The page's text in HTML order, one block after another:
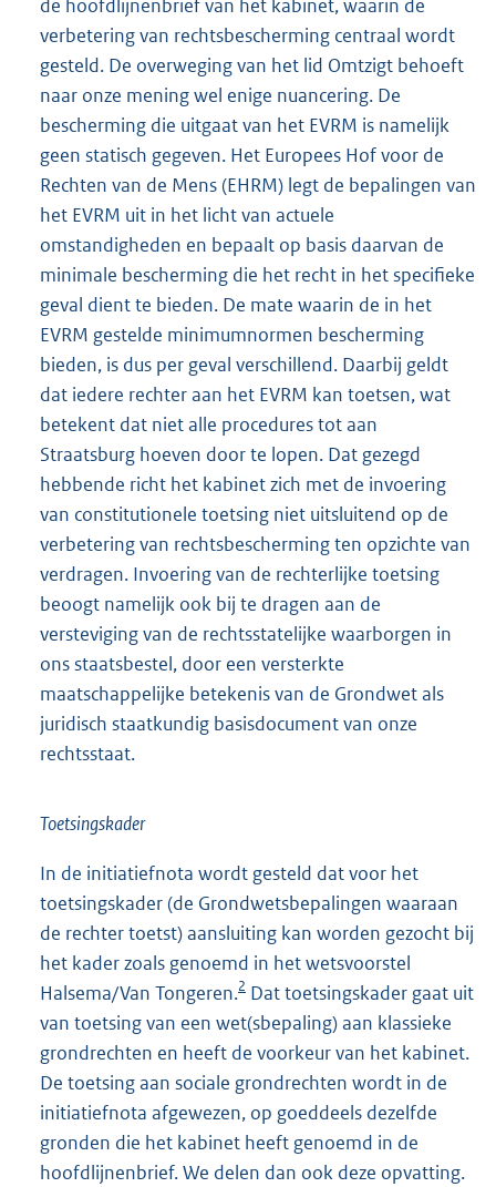
de hoofdlijnenbrief van het kabinet, waarin de
verbetering van rechtsbescherming centraal wordt
gesteld. De overweging van het lid Omtzigt behoeft
naar onze mening wel enige nuancering. De
bescherming die uitgaat van het EVRM is namelijk
geen statisch gegeven. Het Europees Hof voor de
Rechten van de Mens (EHRM) legt de bepalingen van
het EVRM uit in het licht van actuele
omstandigheden en bepaalt op basis daarvan de
minimale bescherming die het recht in het specifieke
geval dient te bieden. De mate waarin de in het
EVRM gestelde minimumnormen bescherming
bieden, is dus per geval verschillend. Daarbij geldt
dat iedere rechter aan het EVRM kan toetsen, wat
betekent dat niet alle procedures tot aan
Straatsburg hoeven door te lopen. Dat gezegd
hebbende richt het kabinet zich met de invoering
van constitutionele toetsing niet uitsluitend op de
verbetering van rechtsbescherming ten opzichte van
verdragen. Invoering van de rechterlijke toetsing
beoogt namelijk ook bij te dragen aan de
versteviging van de rechtsstatelijke waarborgen in
ons staatsbestel, door een versterkte
maatschappelijke betekenis van de Grondwet als
juridisch staatkundig basisdocument van onze
rechtsstaat.
Toetsingskader
In de initiatiefnota wordt gesteld dat voor het
toetsingskader (de Grondwetsbepalingen waaraan
de rechter toetst) aansluiting kan worden gezocht bij
het kader zoals genoemd in het wetsvoorstel
Halsema/Van Tongeren.2 Dat toetsingskader gaat uit
van toetsing van een wet(sbepaling) aan klassieke
grondrechten en heeft de voorkeur van het kabinet.
De toetsing aan sociale grondrechten wordt in de
initiatiefnota afgewezen, op goeddeels dezelfde
gronden die het kabinet heeft genoemd in de
hoofdlijnenbrief. We delen dan ook deze opvatting.